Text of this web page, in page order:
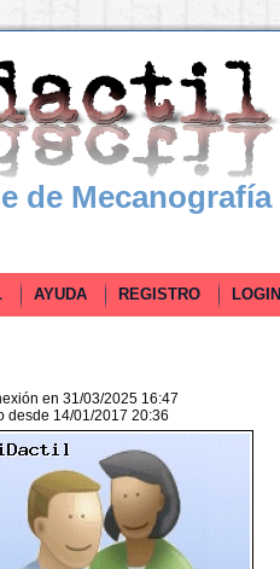
de Mecanografía
AYUDA REGISTRO LOGIN
en 31/03/2025 16:47
desde 14/01/2017 20:36